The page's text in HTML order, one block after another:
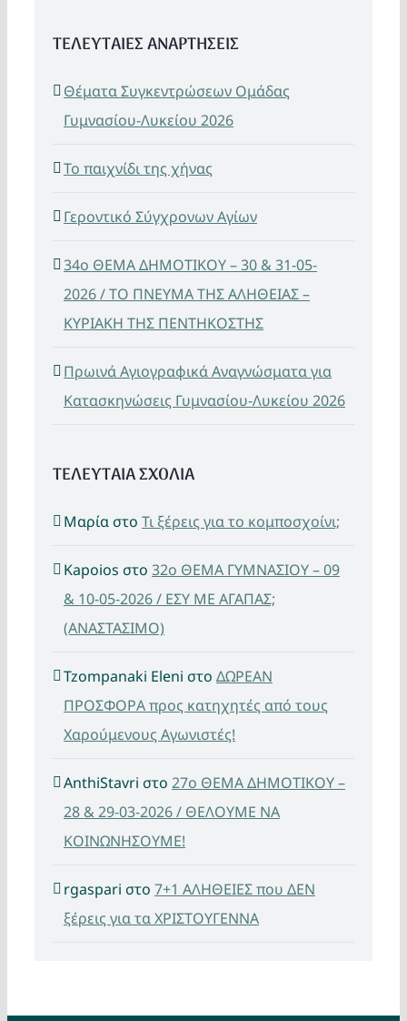
ΤΕΛΕΥΤΑΙΕΣ ΑΝΑΡΤΗΣΕΙΣ
Θέματα Συγκεντρώσεων Ομάδας
Γυμνασίου-Λυκείου 2026
Το παιχνίδι της χήνας
Γεροντικό Σύγχρονων Αγίων
34ο ΘΕΜΑ ΔΗΜΟΤΙΚΟΥ – 30 & 31-05-
2026 / ΤΟ ΠΝΕΥΜΑ ΤΗΣ ΑΛΗΘΕΙΑΣ –
ΚΥΡΙΑΚΗ ΤΗΣ ΠΕΝΤΗΚΟΣΤΗΣ
Πρωινά Αγιογραφικά Αναγνώσματα για
Κατασκηνώσεις Γυμνασίου-Λυκείου 2026
ΤΕΛΕΥΤΑΙΑ ΣΧΟΛΙΑ
Μαρία στο Τι ξέρεις για το κομποσχοίνι;
Kapoios στο 32ο ΘΕΜΑ ΓΥΜΝΑΣΙΟΥ – 09
& 10-05-2026 / ΕΣΥ ΜΕ ΑΓΑΠΑΣ;
(ΑΝΑΣΤΑΣΙΜΟ)
Tzompanaki Eleni στο ΔΩΡΕΑΝ
ΠΡΟΣΦΟΡΑ προς κατηχητές από τους
Χαρούμενους Αγωνιστές!
AnthiStavri στο 27ο ΘΕΜΑ ΔΗΜΟΤΙΚΟΥ –
28 & 29-03-2026 / ΘΕΛΟΥΜΕ ΝΑ
ΚΟΙΝΩΝΗΣΟΥΜΕ!
rgaspari στο 7+1 ΑΛΗΘΕΙΕΣ που ΔΕΝ
ξέρεις για τα ΧΡΙΣΤΟΥΓΕΝΝΑ